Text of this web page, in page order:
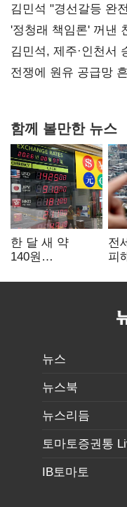
김민석 "경선갈등 완
사과부터"
'정청래 책임론' 꺼낸
때리기
김민석, 제주·인천서
탈환'(종합)
전쟁에 원유 공급망
함께 볼만한 뉴스
한 달 새 약
140원
엔저'에 원화
전
피
누
뉴스
뉴스북
뉴스리듬
토마토증권통
IB토마토